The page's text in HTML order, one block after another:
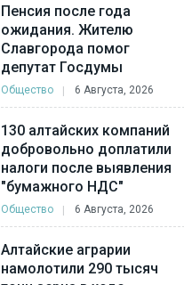
Пенсия после года
ожидания. Жителю
Славгорода помог
депутат Госдумы
Общество 6 Августа, 2026
130 алтайских компаний
добровольно доплатили
налоги после выявления
"бумажного НДС"
Общество 6 Августа, 2026
Алтайские аграрии
намолотили 290 тысяч